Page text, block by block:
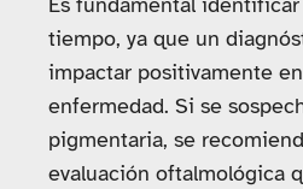
tiempo, ya que un
impactar positivamente
enfermedad. Si se
pigmentaria, se
evaluación oftalmológica